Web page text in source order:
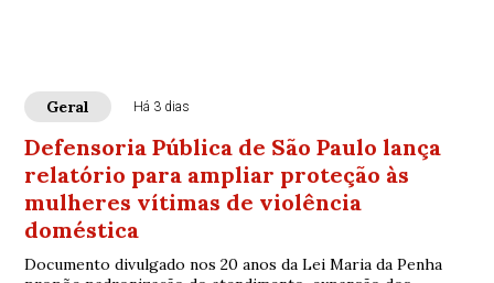
Geral Há 3 dias
Defensoria Pública de São Paulo lança
relatório para ampliar proteção às
mulheres vítimas de violência
doméstica
Documento divulgado nos 20 anos da Lei Maria da Penha